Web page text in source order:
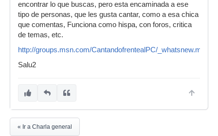
encontrar lo que buscas, pero esta encaminada a ese
tipo de personas, que les gusta cantar, como a esa chica
que comentas, Funciona como hispa, con foros, critica
de temas, etc.
http://groups.msn.com/CantandofrentealPC/_whatsnew.msnw
Salu2
« Ir a Charla general